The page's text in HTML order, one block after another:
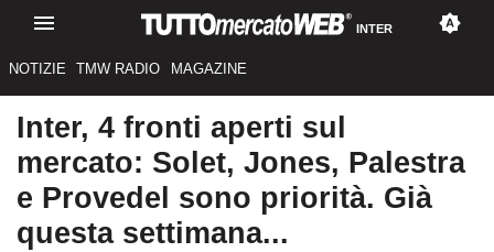
INTER
NOTIZIE TMW RADIO MAGAZINE
Inter, 4 fronti aperti sul
mercato: Solet, Jones, Palestra
e Provedel sono priorità. Già
questa settimana...